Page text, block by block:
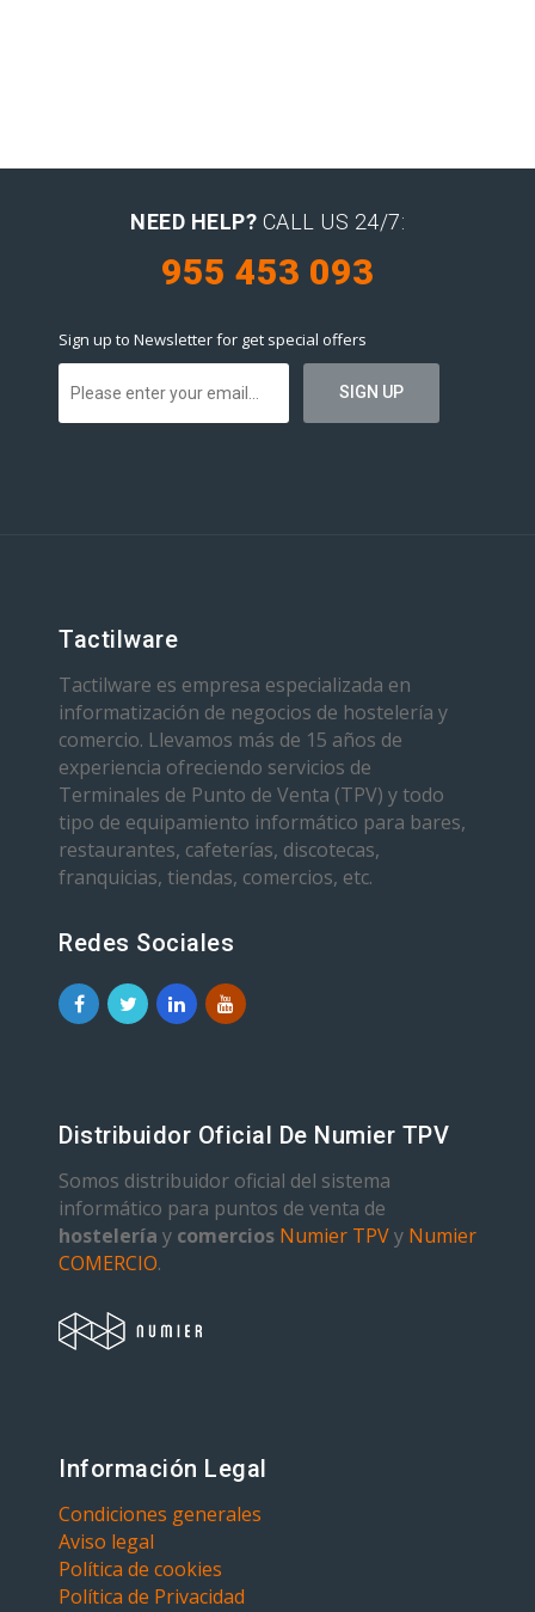
NEED HELP? CALL US 24/7:
955 453 093
Sign up to Newsletter for get special offers
Tactilware
Tactilware es empresa especializada en
informatización de negocios de hostelería y
comercio. Llevamos más de 15 años de
experiencia ofreciendo servicios de
Terminales de Punto de Venta (TPV) y todo
tipo de equipamiento informático para bares,
restaurantes, cafeterías, discotecas,
franquicias, tiendas, comercios, etc.
Redes Sociales
Distribuidor Oficial De Numier TPV
Somos distribuidor oficial del sistema
informático para puntos de venta de
hostelería y comercios Numier TPVy Numier
COMERCIO.
Información Legal
Condiciones generales
Aviso legal
Política de cookies
Política de Privacidad